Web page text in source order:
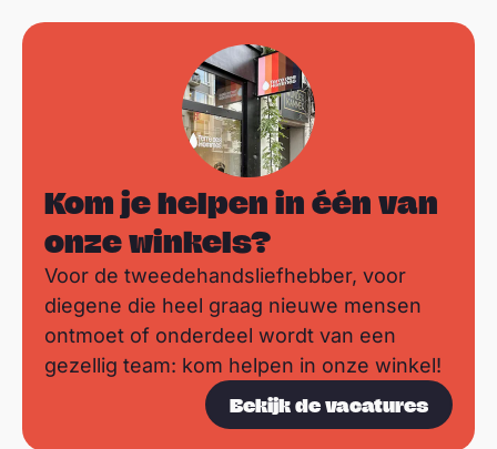
Kom je helpen in één van
onze winkels?
Voor de tweedehandsliefhebber, voor
diegene die heel graag nieuwe mensen
ontmoet of onderdeel wordt van een
gezellig team: kom helpen in onze winkel!
Bekijk de vacatures